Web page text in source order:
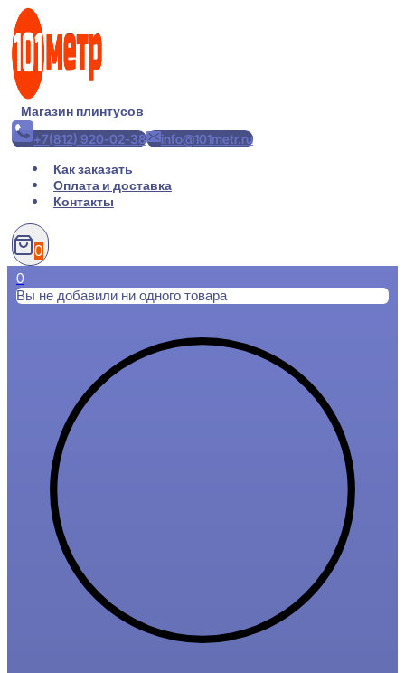
Перейти
содержимому
Магазин плинтусов
+7(812) 920-02-38
info@101metr.ru
Как заказать
Оплата и доставка
Контакты
0
0
Вы не добавили ни одного товара